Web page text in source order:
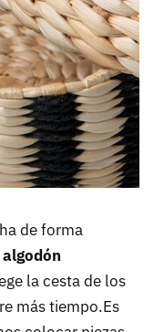
de forma
la cesta de los
más tiempo.Es